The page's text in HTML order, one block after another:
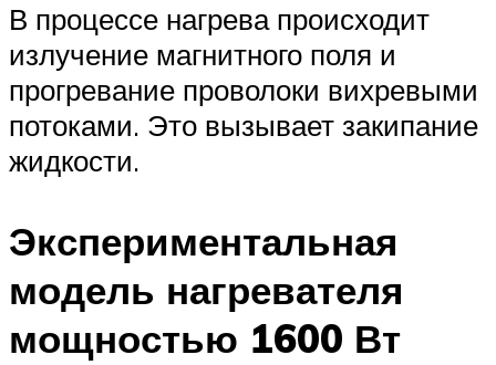
В процессе нагрева происходит
излучение магнитного поля и
прогревание проволоки вихревыми
потоками. Это вызывает закипание
жидкости.
Экспериментальная
модель нагревателя
мощностью 1600 Вт